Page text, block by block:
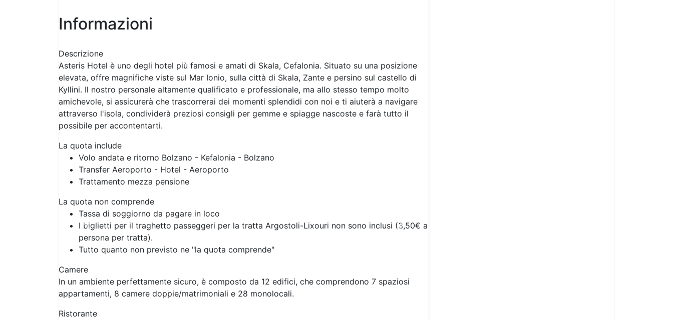
Previous Next
Informazioni
Descrizione
Asteris Hotel è uno degli hotel più famosi e amati di Skala, Cefalonia. Situato su una posizione
elevata, offre magnifiche viste sul Mar Ionio, sulla città di Skala, Zante e persino sul castello di
Kyllini. Il nostro personale altamente qualificato e professionale, ma allo stesso tempo molto
amichevole, si assicurerà che trascorrerai dei momenti splendidi con noi e ti aiuterà a navigare
attraverso l'isola, condividerà preziosi consigli per gemme e spiagge nascoste e farà tutto il
possibile per accontentarti.
La quota include
Volo andata e ritorno Bolzano - Kefalonia - Bolzano
Transfer Aeroporto - Hotel - Aeroporto
Trattamento mezza pensione
La quota non comprende
Tassa di soggiorno da pagare in loco
I biglietti per il traghetto passeggeri per la tratta Argostoli-Lixouri non sono inclusi (3,50€ a
persona per tratta).
Tutto quanto non previsto ne "la quota comprende"
Camere
In un ambiente perfettamente sicuro, è composto da 12 edifici, che comprendono 7 spaziosi
appartamenti, 8 camere doppie/matrimoniali e 28 monolocali.
Ristorante